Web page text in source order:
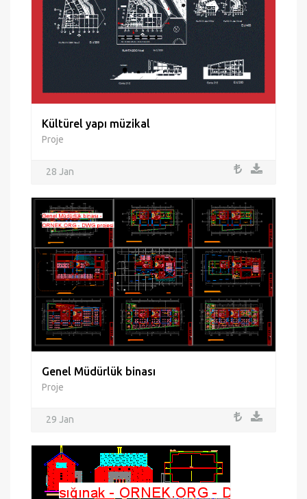
Kültürel yapı müzikal
Proje
28 Jan
Genel Müdürlük binası
Proje
29 Jan